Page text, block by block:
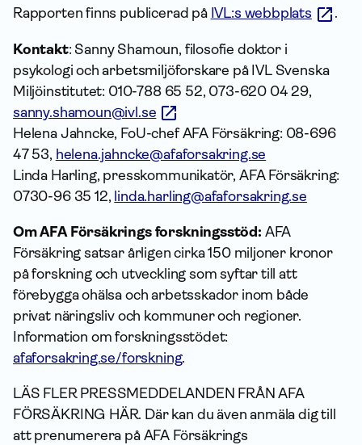
Rapporten finns publicerad på IVL:s webbplats .
Kontakt: Sanny Shamoun, filosofie doktor i
psykologi och arbetsmiljöforskare på IVL Svenska
Miljöinstitutet: 010-788 65 52, 073-620 04 29,
sanny.shamoun@ivl.se
Helena Jahncke, FoU-chef AFA Försäkring: 08-696
47 53, helena.jahncke@afaforsakring.se
Linda Harling, presskommunikatör, AFA Försäkring:
0730-96 35 12, linda.harling@afaforsakring.se
Om AFA Försäkrings forskningsstöd: AFA
Försäkring satsar årligen cirka 150 miljoner kronor
på forskning och utveckling som syftar till att
förebygga ohälsa och arbetsskador inom både
privat näringsliv och kommuner och regioner.
Information om forskningsstödet:
afaforsakring.se/forskning.
LÄS FLER PRESSMEDDELANDEN FRÅN AFA
FÖRSÄKRING HÄR. Där kan du även anmäla dig till
att prenumerera på AFA Försäkrings